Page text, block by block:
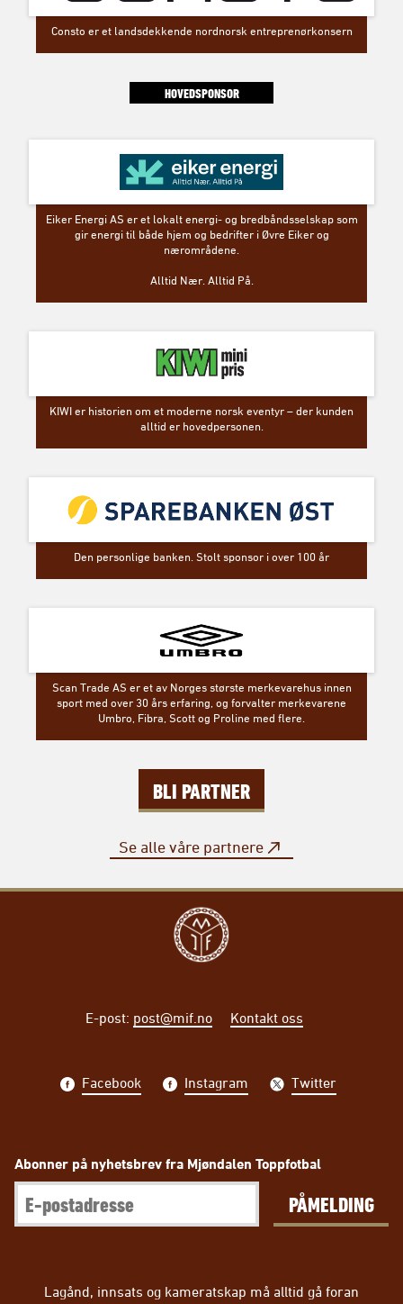
Consto er et landsdekkende nordnorsk entreprenørkonsern
HOVEDSPONSOR
Eiker Energi AS er et lokalt energi- og bredbåndsselskap som
gir energi til både hjem og bedrifter i Øvre Eiker og
nærområdene.
Alltid Nær. Alltid På.
KIWI er historien om et moderne norsk eventyr – der kunden
alltid er hovedpersonen.
Den personlige banken. Stolt sponsor i over 100 år
Scan Trade AS er et av Norges største merkevarehus innen
sport med over 30 års erfaring, og forvalter merkevarene
Umbro, Fibra, Scott og Proline med flere.
BLI PARTNER
Se alle våre partnere
E-post: post@mif.no Kontakt oss
Facebook Instagram Twitter
Abonner på nyhetsbrev fra Mjøndalen Toppfotbal
PÅMELDING
Lagånd, innsats og kameratskap må alltid gå foran